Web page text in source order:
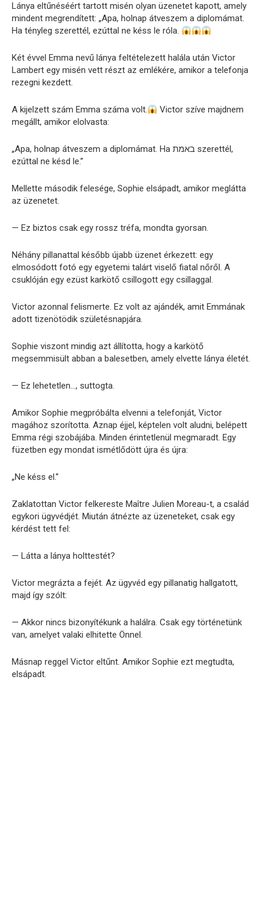
Lánya eltűnéséért tartott misén olyan üzenetet kapott, amely
mindent megrendített: „Apa, holnap átveszem a diplomámat.
Ha tényleg szerettél, ezúttal ne késs le róla.
Két évvel Emma nevű lánya feltételezett halála után Victor
Lambert egy misén vett részt az emlékére, amikor a telefonja
rezegni kezdett.
A kijelzett szám Emma száma volt.
Victor szíve majdnem
megállt, amikor elolvasta:
„Apa, holnap átveszem a diplomámat. Ha באמת szerettél,
ezúttal ne késd le.”
Mellette második felesége, Sophie elsápadt, amikor meglátta
az üzenetet.
— Ez biztos csak egy rossz tréfa, mondta gyorsan.
Néhány pillanattal később újabb üzenet érkezett: egy
elmosódott fotó egy egyetemi talárt viselő fiatal nőről. A
csuklóján egy ezüst karkötő csillogott egy csillaggal.
Victor azonnal felismerte. Ez volt az ajándék, amit Emmának
adott tizenötödik születésnapjára.
Sophie viszont mindig azt állította, hogy a karkötő
megsemmisült abban a balesetben, amely elvette lánya életét.
— Ez lehetetlen…, suttogta.
Amikor Sophie megpróbálta elvenni a telefonját, Victor
magához szorította. Aznap éjjel, képtelen volt aludni, belépett
Emma régi szobájába. Minden érintetlenül megmaradt. Egy
füzetben egy mondat ismétlődött újra és újra:
„Ne késs el.”
Zaklatottan Victor felkereste Maître Julien Moreau-t, a család
egykori ügyvédjét. Miután átnézte az üzeneteket, csak egy
kérdést tett fel:
— Látta a lánya holttestét?
Victor megrázta a fejét. Az ügyvéd egy pillanatig hallgatott,
majd így szólt:
— Akkor nincs bizonyítékunk a halálra. Csak egy történetünk
van, amelyet valaki elhitette Önnel.
Másnap reggel Victor eltűnt. Amikor Sophie ezt megtudta,
elsápadt.